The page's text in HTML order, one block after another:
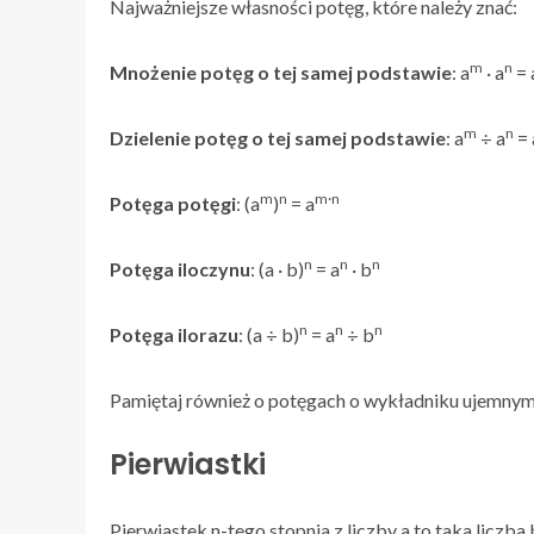
Najważniejsze własności potęg, które należy znać:
Mnożenie potęg o tej samej podstawie: am · an =
Dzielenie potęg o tej samej podstawie: am ÷ an =
Potęga potęgi: (am)n = am·n
Potęga iloczynu: (a · b)n = an · bn
Potęga ilorazu: (a ÷ b)n = an ÷ bn
Pamiętaj również o potęgach o wykładniku
Pierwiastki